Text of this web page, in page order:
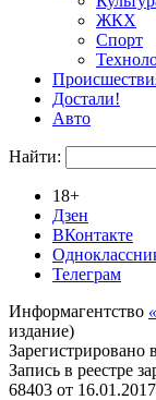
ЖКХ
Спорт
Достали!
Авто
Найти:
18+
Дзен
ВКонтакте
Телеграм
Информагентство
издание)
Зарегистрировано
Запись в реестре
68403 от 16.01.2017